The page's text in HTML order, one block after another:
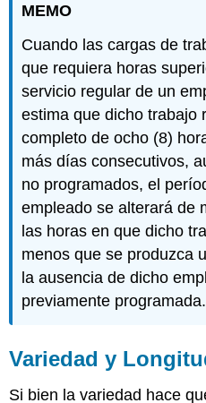
MEMO
Cuando las cargas de
que requiera horas
servicio regular de un
estima que dicho trabajo
completo de ocho (8)
más días consecutivos,
no programados, el
empleado se alterará de
las horas en que dicho
menos que se produzca
la ausencia de dicho
previamente programada.
Variedad y
Si bien la variedad hace